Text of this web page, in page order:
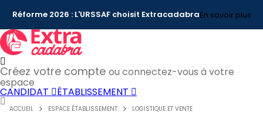
Réforme 2026 : L'URSSAF choisit ExtracadabraEn savoir plus
Créez votre compte ou connectez-vous à votre
espace
CANDIDAT ÉTABLISSEMENT
ACCUEIL ESPACE ÉTABLISSEMENT LOGISTIQUE ET VENTE